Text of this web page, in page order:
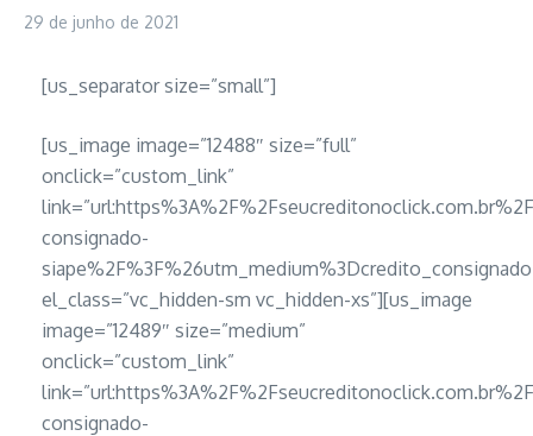
29 de junho de 2021
[us_separator size=”small”]
[us_image image=”12488″ size=”full”
onclick=”custom_link”
consignado-
el_class=”vc_hidden-sm vc_hidden-xs”][us_image
image=”12489″ size=”medium”
onclick=”custom_link”
consignado-